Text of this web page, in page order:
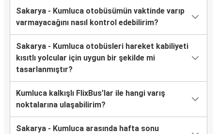
Sakarya - Kumluca otobüsümün vaktinde varıp
varmayacağını nasıl kontrol edebilirim?
Sakarya - Kumluca otobüsleri hareket kabiliyeti
kısıtlı yolcular için uygun bir şekilde mi
tasarlanmıştır?
Kumluca kalkışlı FlixBus’lar ile hangi varış
noktalarına ulaşabilirim?
Sakarya - Kumluca arasında hafta sonu